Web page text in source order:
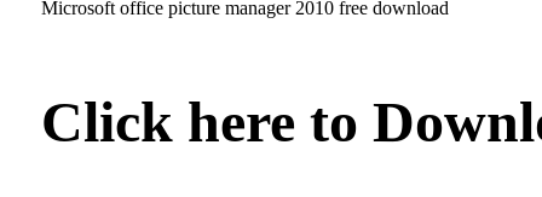
Microsoft office picture manager 2010 free download
Click here to